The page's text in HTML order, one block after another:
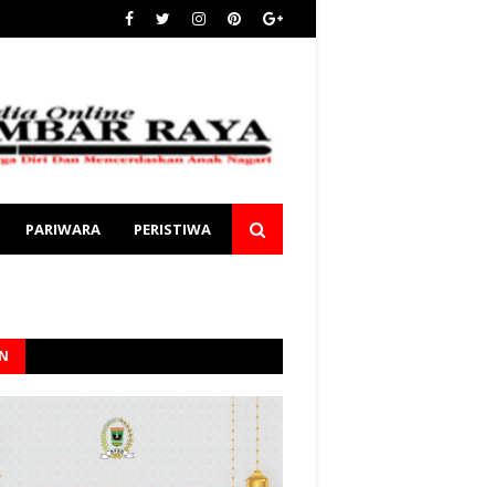
PARIWARA PERISTIWA